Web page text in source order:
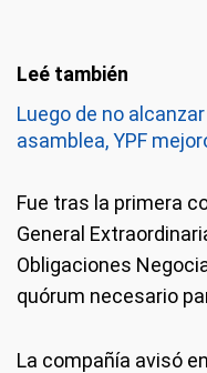
Luego de no
asamblea, YPF
Fue tras la primera
General
Obligaciones
quórum necesario
La compañía avisó